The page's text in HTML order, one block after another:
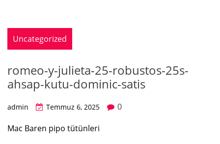
Uncategorized
romeo-y-julieta-25-robustos-25s-
ahsap-kutu-dominic-satis
admin Temmuz 6, 2025
0
Mac Baren pipo tütünleri